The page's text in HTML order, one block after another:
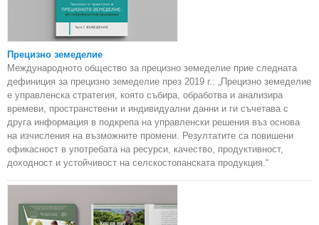
Прецизно земеделие
Международното общество за прецизно земеделие прие следната
дефиниция за прецизно земеделие през 2019 г.: „Прецизно земеделие
е управленска стратегия, която събира, обработва и анализира
времеви, пространствени и индивидуални данни и ги съчетава с
друга информация в подкрепа на управленски решения въз основа
на изчисления на възможните промени. Резултатите са повишени
ефикасност в употребата на ресурси, качество, продуктивност,
доходност и устойчивост на селскостопанската продукция.“